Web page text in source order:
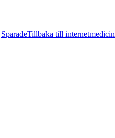
SparadeTillbaka till internetmedicin